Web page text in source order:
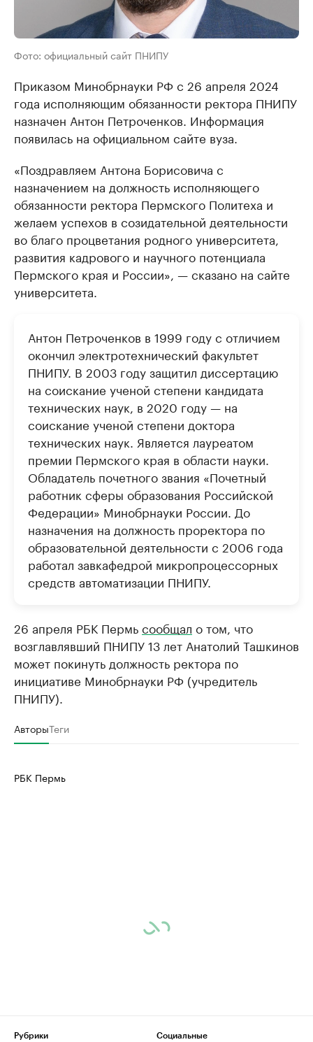
Фото: официальный сайт ПНИПУ
Приказом Минобрнауки РФ с 26 апреля 2024
года исполняющим обязанности ректора ПНИПУ
назначен Антон Петроченков. Информация
появилась на официальном сайте вуза.
«Поздравляем Антона Борисовича с
назначением на должность исполняющего
обязанности ректора Пермского Политеха и
желаем успехов в созидательной деятельности
во благо процветания родного университета,
развития кадрового и научного потенциала
Пермского края и России», — сказано на сайте
университета.
Антон Петроченков в 1999 году с отличием
окончил электротехнический факультет
ПНИПУ. В 2003 году защитил диссертацию
на соискание ученой степени кандидата
технических наук, в 2020 году — на
соискание ученой степени доктора
технических наук. Является лауреатом
премии Пермского края в области науки.
Обладатель почетного звания «Почетный
работник сферы образования Российской
Федерации» Минобрнауки России. До
назначения на должность проректора по
образовательной деятельности с 2006 года
работал завкафедрой микропроцессорных
средств автоматизации ПНИПУ.
26 апреля РБК Пермьсообщал о том, что
возглавлявший ПНИПУ 13 лет Анатолий Ташкинов
может покинуть должность ректора по
инициативе Минобрнауки РФ (учредитель
ПНИПУ).
АвторыТеги
РБК Пермь
Рубрики
Социальные